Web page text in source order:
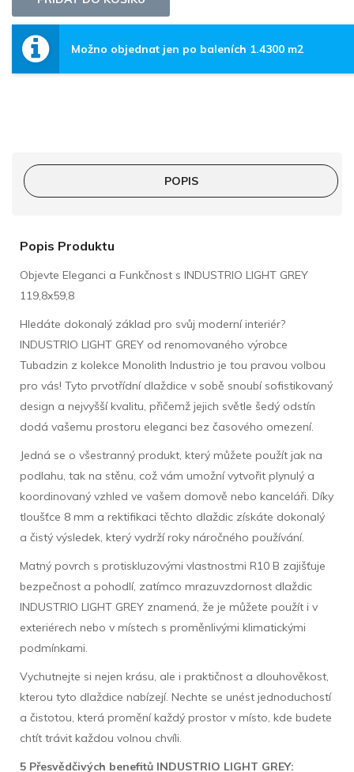
Možno objednat jen po baleních 1.4300 m2
POPIS
Popis Produktu
Objevte Eleganci a Funkčnost s INDUSTRIO LIGHT GREY
119,8x59,8
Hledáte dokonalý základ pro svůj moderní interiér?
INDUSTRIO LIGHT GREY od renomovaného výrobce
Tubadzin z kolekce Monolith Industrio je tou pravou volbou
pro vás! Tyto prvotřídní dlaždice v sobě snoubí sofistikovaný
design a nejvyšší kvalitu, přičemž jejich světle šedý odstín
dodá vašemu prostoru eleganci bez časového omezení.
Jedná se o všestranný produkt, který můžete použít jak na
podlahu, tak na stěnu, což vám umožní vytvořit plynulý a
koordinovaný vzhled ve vašem domově nebo kanceláři. Díky
tloušťce 8 mm a rektifikaci těchto dlaždic získáte dokonalý
a čistý výsledek, který vydrží roky náročného používání.
Matný povrch s protiskluzovými vlastnostmi R10 B zajišťuje
bezpečnost a pohodlí, zatímco mrazuvzdornost dlaždic
INDUSTRIO LIGHT GREY znamená, že je můžete použít i v
exteriérech nebo v místech s proměnlivými klimatickými
podmínkami.
Vychutnejte si nejen krásu, ale i praktičnost a dlouhověkost,
kterou tyto dlaždice nabízejí. Nechte se unést jednoduchostí
a čistotou, která promění každý prostor v místo, kde budete
chtít trávit každou volnou chvíli.
5 Přesvědčivých benefitů INDUSTRIO LIGHT GREY: